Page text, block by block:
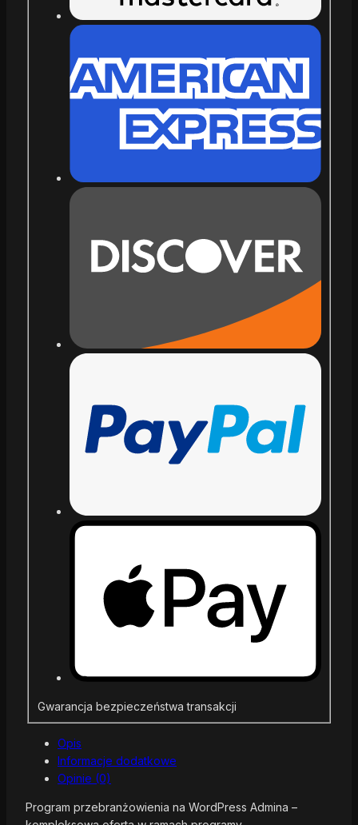
Gwarancja bezpieczeństwa transakcji
Opis
Informacje dodatkowe
Opinie (0)
Program przebranżowienia na WordPress Admina –